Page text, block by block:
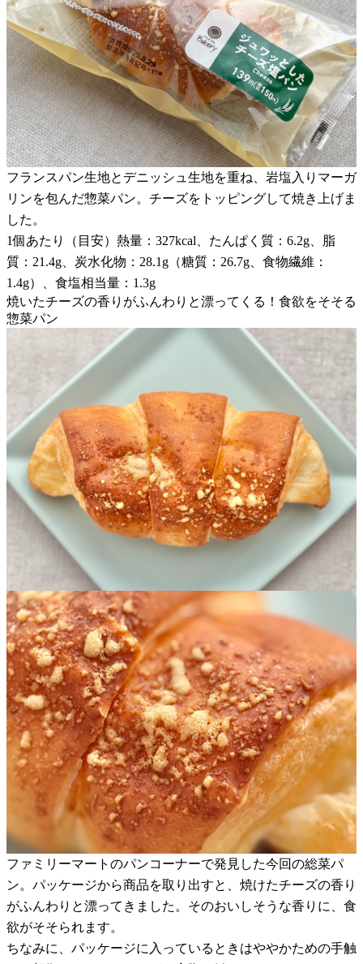
フランスパン生地とデニッシュ生地を重ね、岩塩入りマーガ
リンを包んだ惣菜パン。チーズをトッピングして焼き上げま
した。
1個あたり（目安）熱量：327kcal、たんぱく質：6.2g、脂
質：21.4g、炭水化物：28.1g（糖質：26.7g、食物繊維：
1.4g）、食塩相当量：1.3g
焼いたチーズの香りがふんわりと漂ってくる！食欲をそそる
惣菜パン
ファミリーマートのパンコーナーで発見した今回の総菜パ
ン。パッケージから商品を取り出すと、焼けたチーズの香り
がふんわりと漂ってきました。そのおいしそうな香りに、食
欲がそそられます。
ちなみに、パッケージに入っているときはややかための手触